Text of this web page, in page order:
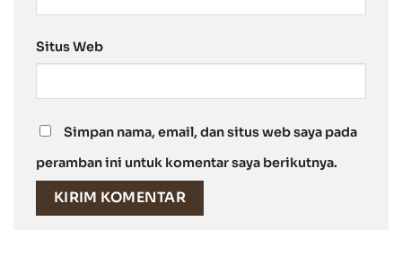
Situs Web
Simpan nama, email, dan situs web saya pada
peramban ini untuk komentar saya berikutnya.